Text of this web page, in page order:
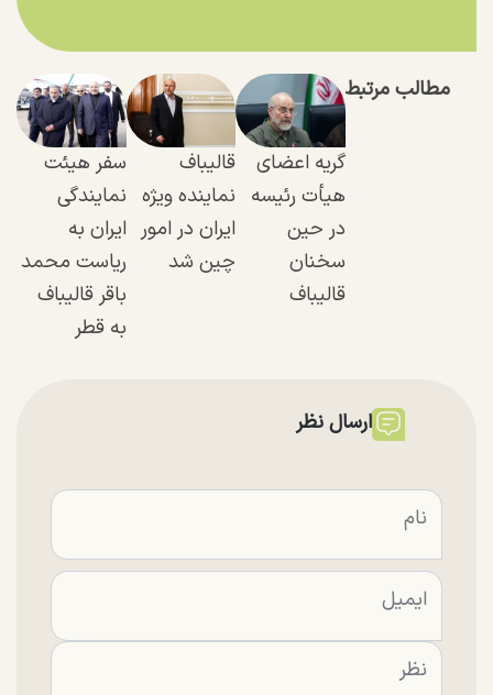
مطالب مرتبط
گریه اعضای
هیأت رئیسه
در حین
سخنان
قالیباف
قالیباف
نماینده ویژه
ایران در امور
چین شد
سفر هیئت
نمایندگی
ایران به
ریاست محمد
باقر قالیباف
به قطر
ارسال نظر